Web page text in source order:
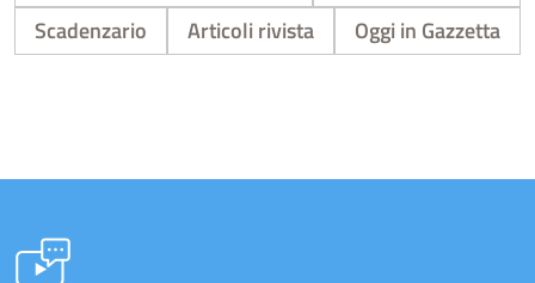
Scadenzario
Articoli rivista Oggi in Gazzetta